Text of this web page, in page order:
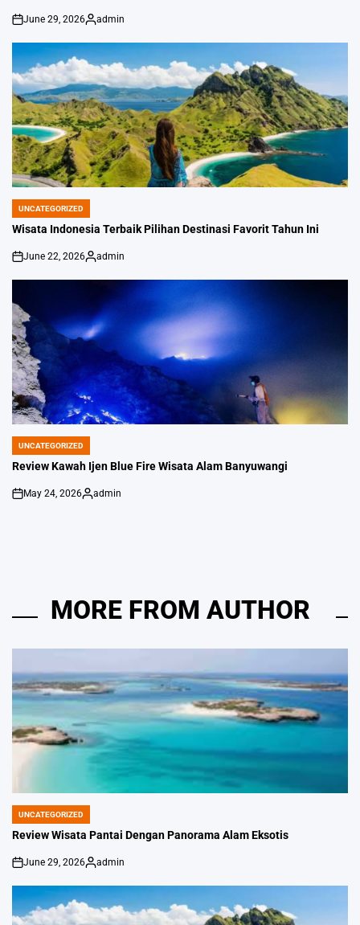
on
June 29, 2026
Posted
admin
POSTED
IN
UNCATEGORIZED
Wisata Indonesia Terbaik Pilihan Destinasi Favorit Tahun Ini
on
June 22, 2026
Posted
admin
POSTED
IN
UNCATEGORIZED
Review Kawah Ijen Blue Fire Wisata Alam Banyuwangi
on
May 24, 2026
Posted
admin
MORE FROM AUTHOR
POSTED
IN
UNCATEGORIZED
Review Wisata Pantai Dengan Panorama Alam Eksotis
on
June 29, 2026
Posted
admin